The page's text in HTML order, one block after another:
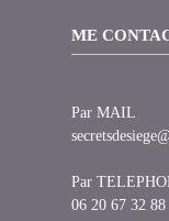
ME
Par MAIL
Par
06 20 67 32 88